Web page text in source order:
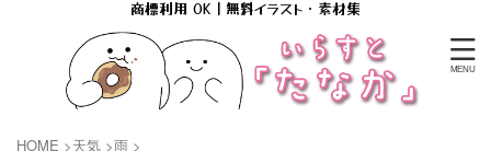
商標利用 OK｜無料イラスト・素材集
HOME >天気 >雨 >